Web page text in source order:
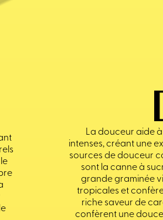
La douceur aide
intenses, créant une
sources de douceur
sont la canne à
grande graminée
tropicales et
riche saveur de
confèrent une